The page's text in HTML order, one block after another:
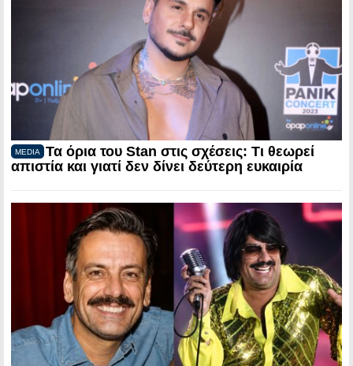
MEDIA
Τα όρια του Stan στις σχέσεις: Τι θεωρεί
απιστία και γιατί δεν δίνει δεύτερη ευκαιρία